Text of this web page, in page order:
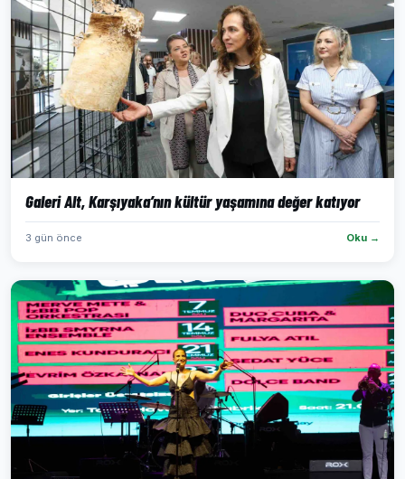
Galeri Alt, Karşıyaka’nın kültür yaşamına değer katıyor
3 gün önce Oku →